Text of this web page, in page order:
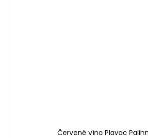
Červené víno Plavac